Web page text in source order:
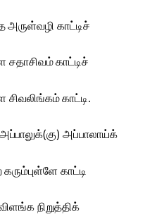
காட்டிச்
காட்டிச்
காட்டி.
அப்பாலாய்க்
காட்டி
நிறுத்திக்